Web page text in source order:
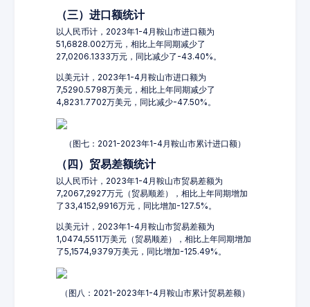
（三）进口额统计
以人民币计，2023年1-4月鞍山市进口额为
51,6828.002万元，相比上年同期减少了
27,0206.1333万元，同比减少了-43.40%。
以美元计，2023年1-4月鞍山市进口额为
7,5290.5798万美元，相比上年同期减少了
4,8231.7702万美元，同比减少-47.50%。
（图七：2021-2023年1-4月鞍山市累计进口额）
（四）贸易差额统计
以人民币计，2023年1-4月鞍山市贸易差额为
7,2067,2927万元（贸易顺差），相比上年同期增加
了33,4152,9916万元，同比增加-127.5%。
以美元计，2023年1-4月鞍山市贸易差额为
1,0474,5511万美元（贸易顺差），相比上年同期增加
了5,1574,9379万美元，同比增加-125.49%。
（图八：2021-2023年1-4月鞍山市累计贸易差额）